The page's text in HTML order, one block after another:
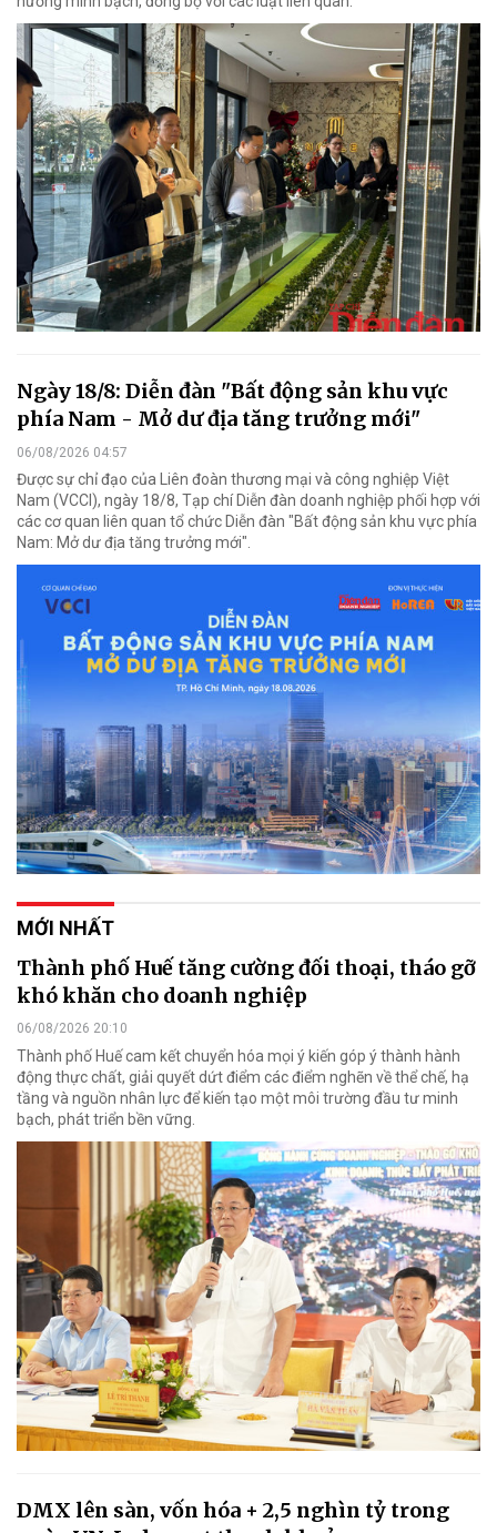
Ngày 18/8: Diễn đàn "Bất động sản khu vực
phía Nam - Mở dư địa tăng trưởng mới"
06/08/2026 04:57
Được sự chỉ đạo của Liên đoàn thương mại và công nghiệp Việt
Nam (VCCI), ngày 18/8, Tạp chí Diễn đàn doanh nghiệp phối hợp với
các cơ quan liên quan tổ chức Diễn đàn "Bất động sản khu vực phía
Nam: Mở dư địa tăng trưởng mới".
MỚI NHẤT
Thành phố Huế tăng cường đối thoại, tháo gỡ
khó khăn cho doanh nghiệp
06/08/2026 20:10
Thành phố Huế cam kết chuyển hóa mọi ý kiến góp ý thành hành
động thực chất, giải quyết dứt điểm các điểm nghẽn về thể chế, hạ
tầng và nguồn nhân lực để kiến tạo một môi trường đầu tư minh
bạch, phát triển bền vững.
DMX lên sàn, vốn hóa + 2,5 nghìn tỷ trong